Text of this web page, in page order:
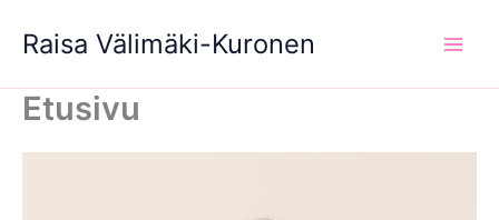
sisältöön
Raisa Välimäki-Kuronen
Etusivu